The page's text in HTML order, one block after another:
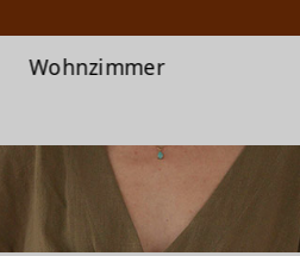
Wohnzimmer